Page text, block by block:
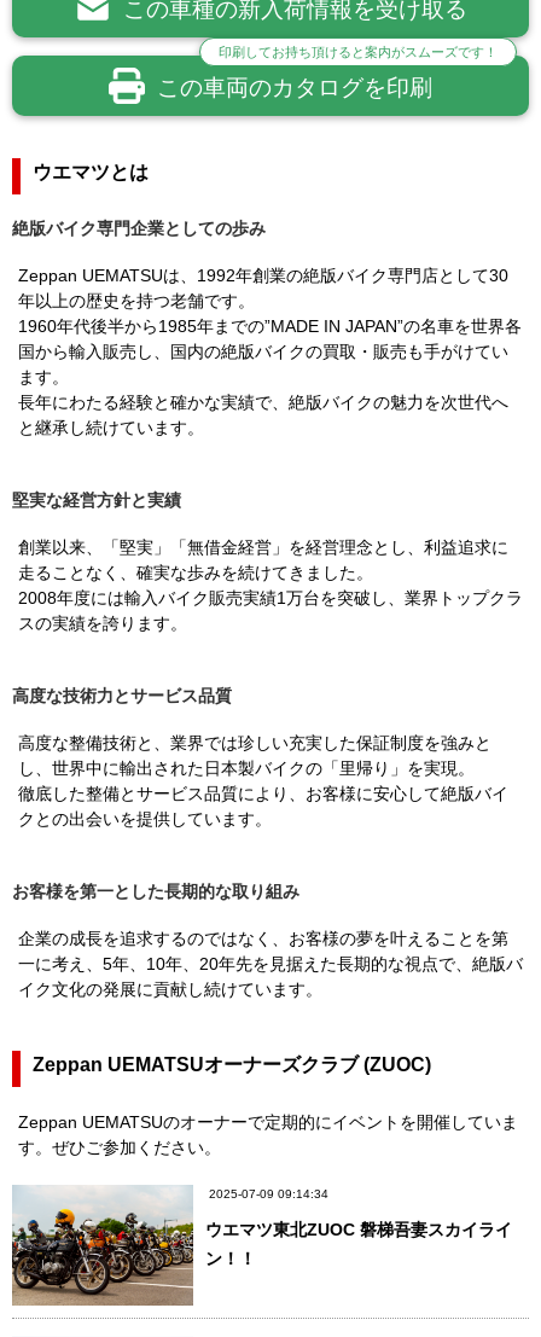
この車種の新入荷情報を受け取る
この車両のカタログを印刷
印刷してお持ち頂けると案内がスムーズです！
ウエマツとは
絶版バイク専門企業としての歩み
Zeppan UEMATSUは、1992年創業の絶版バイク専門店として30
年以上の歴史を持つ老舗です。
1960年代後半から1985年までの”MADE IN JAPAN”の名車を世界各
国から輸入販売し、国内の絶版バイクの買取・販売も手がけてい
ます。
長年にわたる経験と確かな実績で、絶版バイクの魅力を次世代へ
と継承し続けています。
堅実な経営方針と実績
創業以来、「堅実」「無借金経営」を経営理念とし、利益追求に
走ることなく、確実な歩みを続けてきました。
2008年度には輸入バイク販売実績1万台を突破し、業界トップクラ
スの実績を誇ります。
高度な技術力とサービス品質
高度な整備技術と、業界では珍しい充実した保証制度を強みと
し、世界中に輸出された日本製バイクの「里帰り」を実現。
徹底した整備とサービス品質により、お客様に安心して絶版バイ
クとの出会いを提供しています。
お客様を第一とした長期的な取り組み
企業の成長を追求するのではなく、お客様の夢を叶えることを第
一に考え、5年、10年、20年先を見据えた長期的な視点で、絶版バ
イク文化の発展に貢献し続けています。
Zeppan UEMATSUオーナーズクラブ (ZUOC)
Zeppan UEMATSUのオーナーで定期的にイベントを開催していま
す。ぜひご参加ください。
2025-07-09 09:14:34
ウエマツ東北ZUOC 磐梯吾妻スカイライ
ン！！